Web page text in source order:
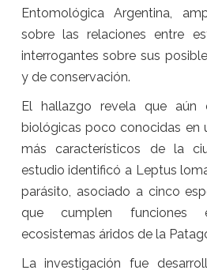
Entomológica Argentina,
sobre las relaciones entre
interrogantes sobre sus
y de conservación.
El hallazgo revela que aún
biológicas poco conocidas en
más característicos de la
estudio identificó a Leptus
parásito, asociado a cinco
que cumplen funciones
ecosistemas áridos de la
La investigación fue